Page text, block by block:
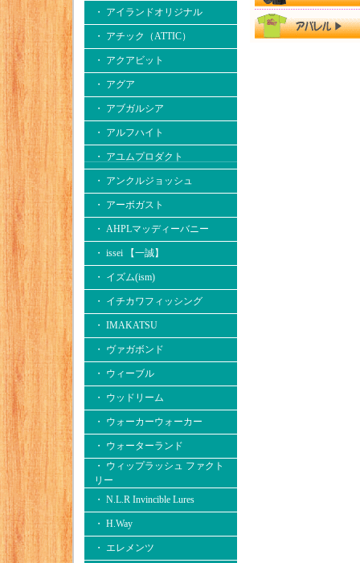
・ アイランドオリジナル
・ アチック（ATTIC）
・ アクアビット
・ アグア
・ アブガルシア
・ アルフハイト
・ アユムプロダクト
・ アンクルジョッシュ
・ アーボガスト
・ AHPLマッディーバニー
・ issei 【一誠】
・ イズム(ism)
・ イチカワフィッシング
・ IMAKATSU
・ ヴァガボンド
・ ウィーブル
・ ウッドリーム
・ ウォーカーウォーカー
・ ウォーターランド
・ ウィップラッシュ ファクト
リー
・ N.L.R Invincible Lures
・ H.Way
・ エレメンツ